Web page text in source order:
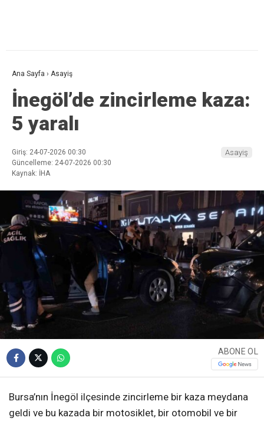
Ana Sayfa › Asayiş
İnegöl’de zincirleme kaza:
5 yaralı
Giriş: 24-07-2026 00:30
Güncelleme: 24-07-2026 00:30
Kaynak: İHA
Asayiş
ABONE OL
Bursa’nın İnegöl ilçesinde zincirleme bir kaza meydana
geldi ve bu kazada bir motosiklet, bir otomobil ve bir